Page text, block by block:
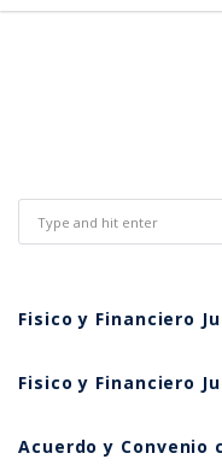
Fisico y Financiero
Fisico y Financiero
Acuerdo y Convenio